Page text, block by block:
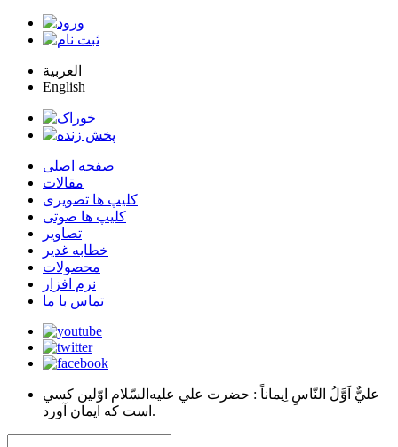
العربية
English
صفحه اصلی
مقالات
کلیپ ها تصویری
کلیپ ها صوتی
تصاویر
خطابه غدیر
محصولات
نرم افزار
تماس با ما
عليٌّ اَوَّلُ النّاسِ اِيماناً : حضرت علي عليه‌السّلام اوّلين كسي
است كه ايمان آورد.